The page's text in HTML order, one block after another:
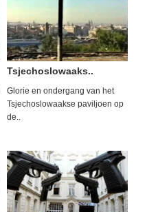
Tsjechoslowaaks..
Glorie en ondergang van het
Tsjechoslowaakse paviljoen op
de..